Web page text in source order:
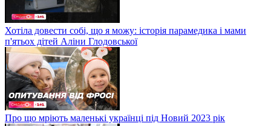
Хотіла довести собі, що я можу: історія парамедика і мами
п'ятьох дітей Аліни Глодовської
Про що мріють маленькі українці під Новий 2023 рік